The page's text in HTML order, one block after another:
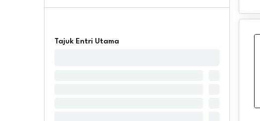
Tajuk Entri Utama